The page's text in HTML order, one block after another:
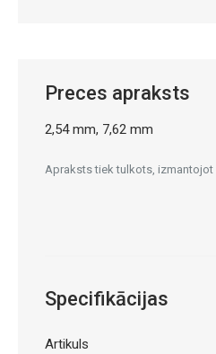
Preces apraksts
2,54 mm, 7,62 mm
Apraksts tiek tulkots,
Specifikācijas
Artikuls